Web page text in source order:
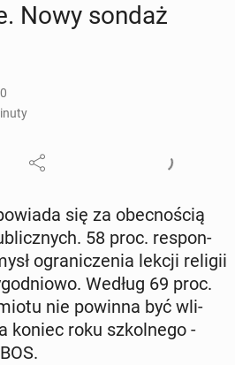
Nowy sondaż
się za obec­no­ścią
58 proc. re­spon­
ogra­ni­cze­nia lekcji religii
Według 69 proc.
nie powinna być wli­
koniec roku szkol­ne­go -